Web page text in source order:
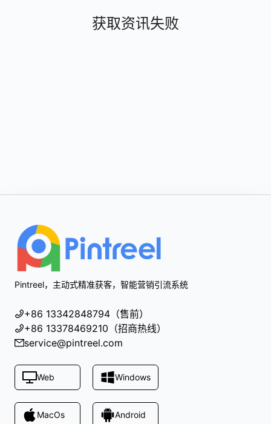
获取资讯失败
Pintreel，主动式精准获客，智能营销引流系统
+86 13342848794（售前）
+86 13378469210（招商热线）
service@pintreel.com
Web Windows
MacOs Android